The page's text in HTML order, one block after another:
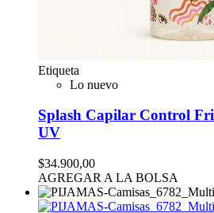
Etiqueta
Lo nuevo
Splash Capilar Control
UV
$34.900,00
AGREGAR A LA BOLSA